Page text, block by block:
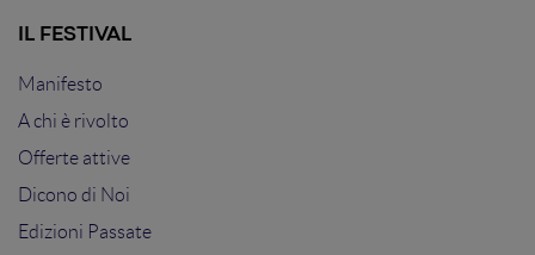
IL FESTIVAL
Manifesto
A chi è rivolto
Offerte attive
Dicono di Noi
Edizioni Passate